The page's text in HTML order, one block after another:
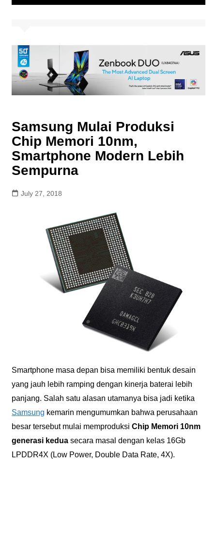
Samsung Mulai Produksi
Chip Memori 10nm,
Smartphone Modern Lebih
Sempurna
July 27, 2018
Smartphone masa depan bisa memiliki bentuk desain
yang jauh lebih ramping dengan kinerja baterai lebih
panjang. Salah satu alasan utamanya bisa jadi ketika
Samsung kemarin mengumumkan bahwa perusahaan
besar tersebut mulai memproduksi Chip Memori 10nm
generasi keduasecara masal dengan kelas 16Gb
LPDDR4X (Low Power, Double Data Rate, 4X).